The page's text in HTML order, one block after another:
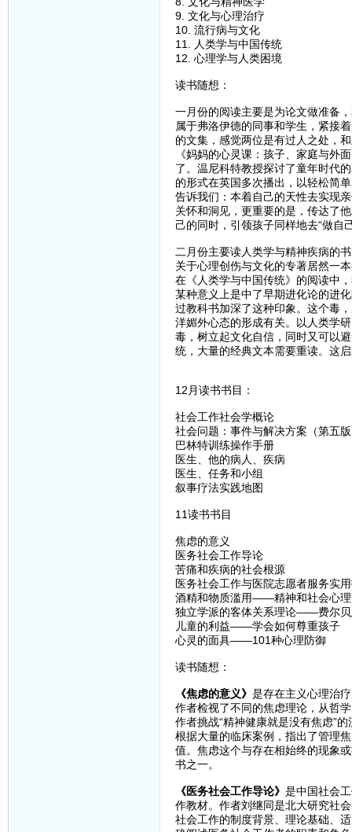
9. 文化与心理治疗
10. 流行病与文化
11. 人类学与中国传统
12. 心理学与人类困境
读书随想：
一月份的阅读主要是为论文做准备
属于弗洛伊德的同事和学生，紧接
的文集，感觉两位是有过人之处，
《妈妈的心灵课：孩子、家庭与外
了。温尼科特教授探讨了童年时代
的形式在英国多次播出，以轻松简
告诉我们：本着自己的天性去实现
关怀和洞见，更重要的是，传达了
己的同时，引领孩子同样地去“做自
二月份主要读人类学与精神疾病的
关于心理创伤与文化的专著居然一
在《人类学与中国传统》的阅读中
某种意义上是中了早期进化论的进
过教科书加深了这种印象。这个毒
洋媚外心态的形成有关。以人类学
毒，树立起文化自信，同时又可以
统，大量的经典文本需要重读。这
12月读书书目：
社会工作社会学概论
社会问题：事件与解决方案（第五
巴林特训练操作手册
医生、他的病人、疾病
医生、任务和小组
叙事疗法实践地图
11读书书目
焦虑的意义
医务社会工作导论
苦痛和疾病的社会根源
医务社会工作与医院志愿者服务实
酒精和物质滥用——精神和社会心理
独立学派的客体关系理论——费尔贝
儿童的利益——学会如何尊重孩子
心灵的面具——101种心理防御
读书随想：
《焦虑的意义》 是存在主义心理治
作者检视了不同的焦虑理论，从哲
作者挑战“精神健康就是没有焦虑”
根据大量的临床案例，指出了管理
值。焦虑这个与存在相始终的现象
书之一。
《医务社会工作导论》 是中国社会
作教材。作者刘继同是北大研究社
社会工作的制度背景、理论基础、